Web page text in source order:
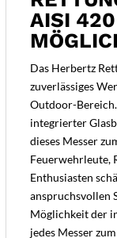
AISI
Das Herbertz
zuverlässiges
Outdoor-
integrierter
dieses Messer
Feuerwehrleute,
Enthusiasten
anspruchsvollen
Möglichkeit der
jedes Messer